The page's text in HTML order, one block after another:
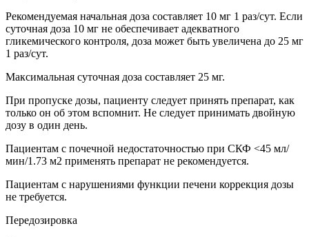
Рекомендуемая начальная доза составляет 10 мг 1 раз/сут. Если
суточная доза 10 мг не обеспечивает адекватного
гликемического контроля, доза может быть увеличена до 25 мг
1 раз/сут.
Максимальная суточная доза составляет 25 мг.
При пропуске дозы, пациенту следует принять препарат, как
только он об этом вспомнит. Не следует принимать двойную
дозу в один день.
Пациентам с почечной недостаточностью при СКФ <45 мл/
мин/1.73 м2 применять препарат не рекомендуется.
Пациентам с нарушениями функции печени коррекция дозы
не требуется.
Передозировка